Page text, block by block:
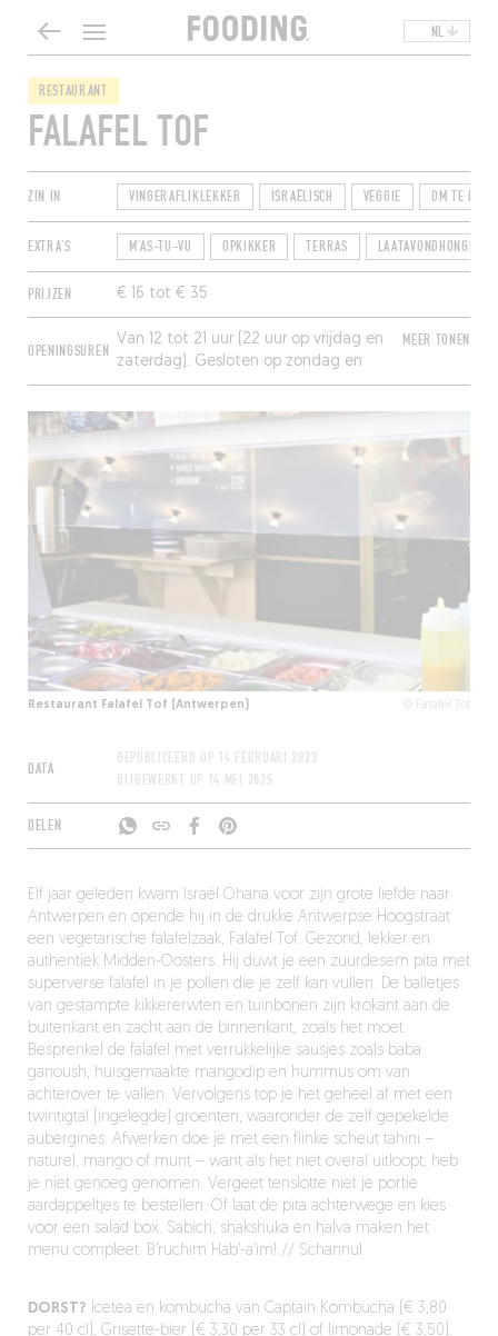
NL
RESTAURANT
FALAFEL TOF
ZIN IN VINGERAFLIKLEKKER ISRAËLISCH VEGGIE OM TE
EXTRA'S M'AS-TU-VU OPKIKKER TERRAS LAATAVONDHONGER
PRIJZEN € 16 tot € 35
OPENINGSUREN
Van 12 tot 21 uur (22 uur op vrijdag en
zaterdag). Gesloten op zondag en
maandag.
MEER TONEN
Restaurant Falafel Tof (Antwerpen) © Falafel Tof
DATA
GEPUBLICEERD OP
14 FEBRUARI 2023
BIJGEWERKT OP
14 MEI 2025
DELEN
Elf jaar geleden kwam Israël Ohana voor zijn grote liefde naar
Antwerpen en opende hij in de drukke Antwerpse Hoogstraat
een vegetarische falafelzaak, Falafel Tof. Gezond, lekker en
authentiek Midden-Oosters. Hij duwt je een zuurdesem pita met
superverse falafel in je pollen die je zelf kan vullen. De balletjes
van gestampte kikkererwten en tuinbonen zijn krokant aan de
buitenkant en zacht aan de binnenkant, zoals het moet.
Besprenkel de falafel met verrukkelijke sausjes zoals baba
ganoush, huisgemaakte mangodip en hummus om van
achterover te vallen. Vervolgens top je het geheel af met een
twintigtal (ingelegde) groenten, waaronder de zelf gepekelde
aubergines. Afwerken doe je met een flinke scheut tahini –
naturel, mango of munt – want als het niet overal uitloopt, heb
je niet genoeg genomen. Vergeet tenslotte niet je portie
aardappeltjes te bestellen. Of laat de pita achterwege en kies
voor een salad box. Sabich, shakshuka en halva maken het
menu compleet. B’ruchim Hab’-a’im! // Schannul
DORST? Icetea en kombucha van Captain Kombucha (€ 3,80
per 40 cl), Grisette-bier (€ 3,30 per 33 cl) of limonade (€ 3,50).